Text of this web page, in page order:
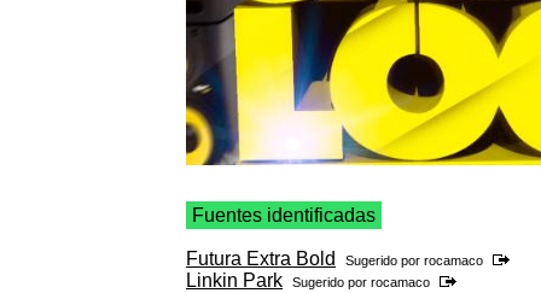
Fuentes identificadas
Futura Extra Bold Sugerido por rocamaco
Linkin Park Sugerido por rocamaco